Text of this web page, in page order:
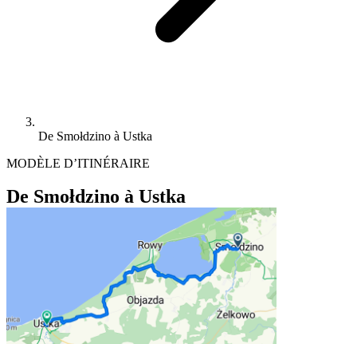
De Smołdzino à Ustka
MODÈLE D’ITINÉRAIRE
De Smołdzino à Ustka